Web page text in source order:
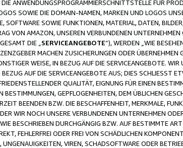
DIE ANWENDUNGSPROGRAMMIERSCHNITTSTELLE FÜR
SOWIE DIE DOMAIN-NAMEN, MARKEN UND LOGOS
SOFTWARE SOWIE FUNKTIONEN, MATERIAL, DATEN,
VON AMAZON, UNSEREN VERBUNDENEN
DIE „ SERVICEANGEBOTE“), WERDEN „WIE
MACHEN ZUSICHERUNGEN ODER
WEISE, IN BEZUG AUF DIE SERVICEANGEBOTE.
AUF DIE SERVICEANGEBOTE AUS; DIES SCHLIESST
QUALITÄT, EIGNUNG FÜR EINEN
BESTIMMUNGEN, GEPFLOGENHEITEN, DEM ÜBLICHEN
BEENDEN BZW. DIE BESCHAFFENHEIT, MERKMALE,
WIR NOCH UNSERE VERBUNDENEN UNTERNEHMEN
BESCHRIEBEN DURCHGÄNGIG BZW. AUF BESTIMMTE
FEHLERFREI ODER FREI VON SCHÄDLICHEN
UNGENAUIGKEITEN, VIREN, SCHADSOFTWARE ODER